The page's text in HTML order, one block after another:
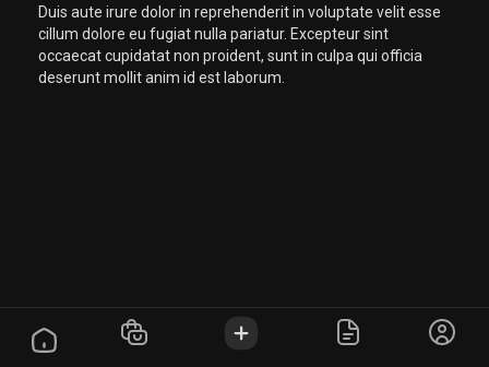
Duis aute irure dolor in reprehenderit in voluptate velit esse
cillum dolore eu fugiat nulla pariatur. Excepteur sint
occaecat cupidatat non proident, sunt in culpa qui officia
deserunt mollit anim id est laborum.